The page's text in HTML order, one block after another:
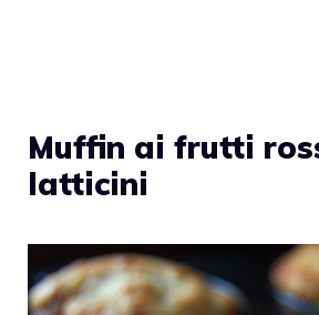
Muffin ai frutti
latticini